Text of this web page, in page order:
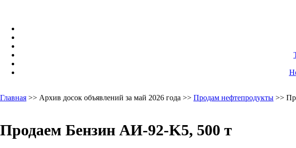
Главная >> Архив досок объявлений за май 2026 года >> Продам нефтепродукты >>
Продаем Бензин АИ-92-K5, 500 т